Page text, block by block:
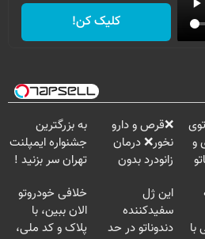
کلیک کن!
و
❌قرص‌ و دارو
نخور❌ درمان
زانودرد بدون
به بزرگترین
جشنواره ایمپلنت
تهران سر بزنید !
میلیون !
با
این ژل
سفیدکننده
دندوناتو در حد
خلافی خودروتو
الان ببین، با
پلاک و کد ملی،